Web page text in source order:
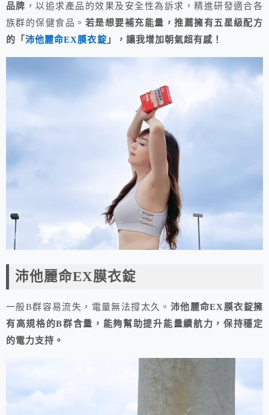
品牌 ，以追求產品的效果及安全性為訴求，精進研發適合各
族群的保健食品。 若是想要補充能量，推薦擁有五星級配方
的「沛他麗命EX膜衣錠 」，讓我增加朝氣超有感！
沛他麗命EX膜衣錠
一般B群容易流失，電量無法撐太久。 沛他麗命EX膜衣錠擁
有高規格的B群含量，能夠幫助提升能量續航力，保持穩定
的電力支持。